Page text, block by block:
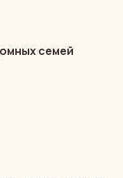
семей